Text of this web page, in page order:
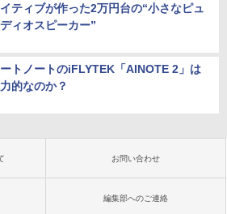
ティブが作った2万円台の“小さなピュ
ィオスピーカー”
トノートのiFLYTEK「AINOTE 2」は
的なのか？
お問い合わせ
編集部へのご連絡